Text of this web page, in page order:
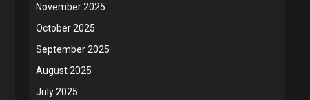
November 2025
October 2025
September 2025
August 2025
July 2025